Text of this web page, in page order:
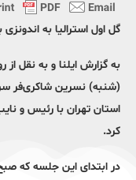
گل اول استرالیا به اندونزی با
به گزارش ایلنا و به نقل
(شنبه) نسرین شاکری‌فر
استان تهران با رئیس و
کرد.
در ابتدای این جلسه که